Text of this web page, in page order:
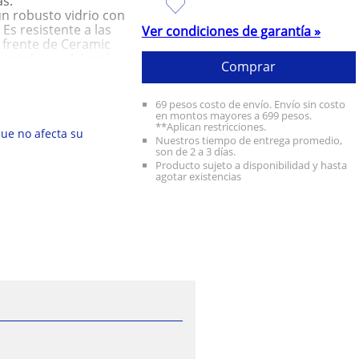
robusto vidrio con
resistente a las
de Ceramic
es hasta dos veces
el iPhone 14.
en superalta
tomar fotos
el teleobjetivo de
perfectas en
retratos con
de batería para
no afecta su
Ver condiciones de garantía »
Comprar
69 pesos costo de envío. Envío sin costo
en montos mayores a 699 pesos.
**Aplican restricciones.
Nuestros tiempo de entrega promedio,
son de 2 a 3 días.
Producto sujeto a disponibilidad y hasta
agotar existencias